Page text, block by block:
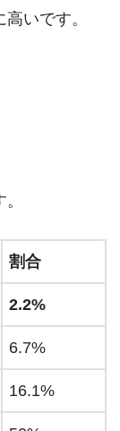
いです。
割合
2.2%
6.7%
16.1%